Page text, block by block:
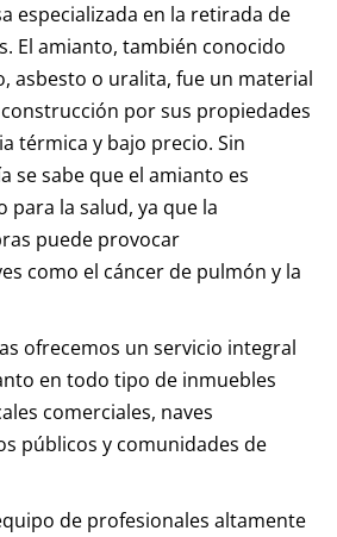
especializada en la retirada de
El amianto, también conocido
asbesto o uralita, fue un material
por sus propiedades
térmica y bajo precio. Sin
se sabe que el amianto es
para la salud, ya que la
puede provocar
como el cáncer de pulmón y la
ofrecemos un servicio integral
en todo tipo de inmuebles
comerciales, naves
públicos y comunidades de
de profesionales altamente